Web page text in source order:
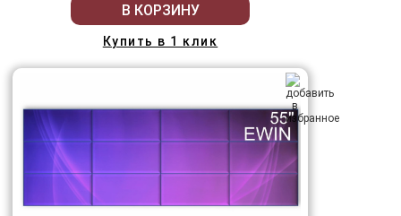
В КОРЗИНУ
Купить в 1 клик